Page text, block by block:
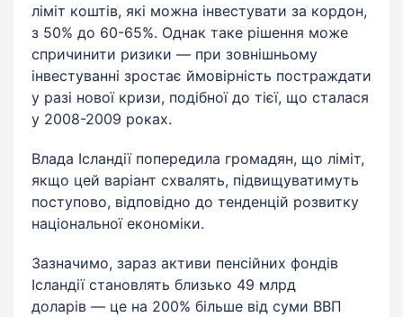
ліміт коштів, які можна інвестувати за кордон,
з 50% до 60-65%. Однак таке рішення може
спричинити ризики — при зовнішньому
інвестуванні зростає ймовірність постраждати
у разі нової кризи, подібної до тієї, що сталася
у 2008-2009 роках.
Влада Ісландії попередила громадян, що ліміт,
якщо цей варіант схвалять, підвищуватимуть
поступово, відповідно до тенденцій розвитку
національної економіки.
Зазначимо, зараз активи пенсійних фондів
Ісландії становлять близько 49 млрд
доларів — це на 200% більше від суми ВВП